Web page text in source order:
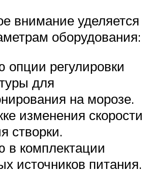
внимание уделяется
оборудования:
регулировки
для
на морозе.
изменения скорости
створки.
в комплектации
источников питания.